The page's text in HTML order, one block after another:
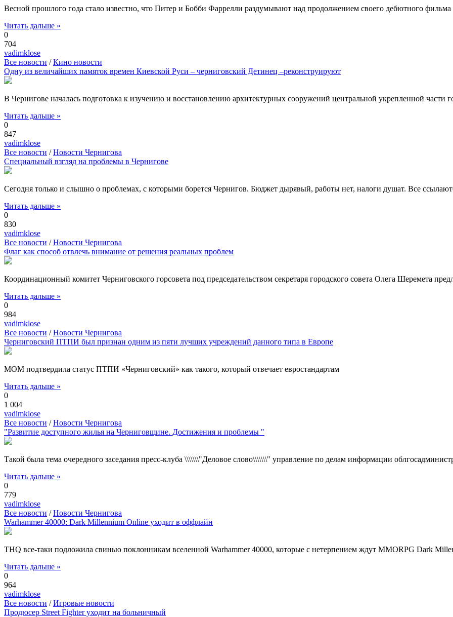
Весной прошлого года стало известно, что Питер и Бобби Фаррелли раздумывают над продолжением своего дебютного
Читать дальше »
0
704
vadimklose
Все новости /Кино новости
Одну из величайших памяток времен Киевской Руси – черниговский Детинец –реконструируют
В Чернигове началась подготовка к изучению и восстановлению архитектурных сооружений центральной укрепленной части
Читать дальше »
0
847
vadimklose
Все новости /Новости Чернигова
Специальный взгляд на проблемы в Чернигове
Сегодня только и слышно о проблемах, с которыми борется Чернигов. Бюджет дырявый, работы нет, налоги душат. Все
Читать дальше »
0
830
vadimklose
Все новости /Новости Чернигова
Флаг как способ отвлечь внимание от решения реальных проблем
Координационный комитет Черниговского горсовета под председательством секретаря городского совета Олега Шеремета
Читать дальше »
0
984
vadimklose
Все новости /Новости Чернигова
Черниговский ПТПИ был признан одним из пяти лучших учреждений данного типа в Европе
МОМ подтвердила статус ПТПИ «Черниговский» как такого, который отвечает евростандартам
Читать дальше »
0
1 004
vadimklose
Все новости /Новости Чернигова
"Развитие доступного жилья на Черниговщине. Достижения и проблемы "
Такой была тема очередного заседания пресс-клуба \\\\\\\"Деловое слово\\\\\\\" управление по делам информации
Читать дальше »
0
779
vadimklose
Все новости /Новости Чернигова
Warhammer 40000: Dark Millennium Online уходит в оффлайн
THQ все-таки подложила свинью поклонникам вселенной Warhammer 40000, которые с нетерпением ждут MMORPG Dark
Читать дальше »
0
964
vadimklose
Все новости /Игровые новости
Продюсер Street Fighter уходит на больничный